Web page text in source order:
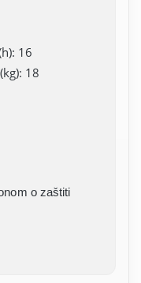
16
18
o zaštiti